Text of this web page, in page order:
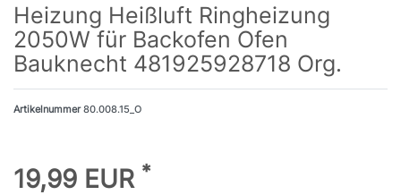
Heizung Heißluft Ringheizung
2050W für Backofen Ofen
Bauknecht 481925928718 Org.
Artikelnummer80.008.15_O
19,99 EUR *